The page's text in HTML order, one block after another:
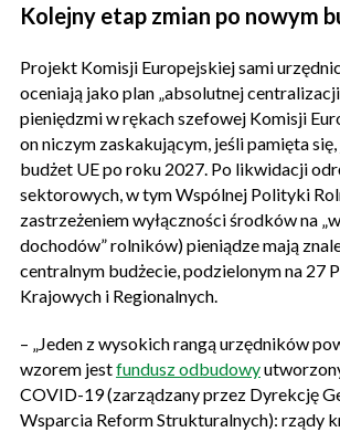
Kolejny etap zmian po nowym
Projekt Komisji Europejskiej sami
oceniają jako plan „absolutnej
pieniędzmi w rękach szefowej Komisji
on niczym zaskakującym, jeśli pamięta
budżet UE po roku 2027. Po likwidacji
sektorowych, w tym Wspólnej Polityki
zastrzeżeniem wyłączności środków na
dochodów” rolników) pieniądze mają
centralnym budżecie, podzielonym na 27
Krajowych i Regionalnych.
– „Jeden z wysokich rangą urzędników
wzorem jestfundusz odbudowy
COVID-19 (zarządzany przez Dyrekcję
Wsparcia Reform Strukturalnych): rządy